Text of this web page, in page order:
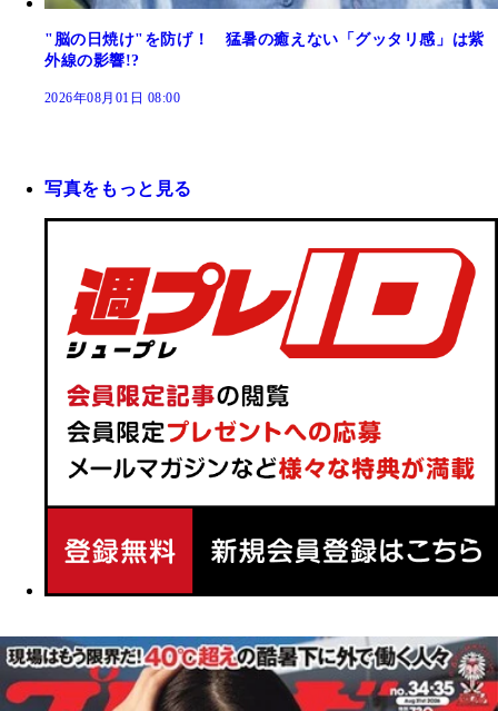
"脳の日焼け"を防げ！ 猛暑の癒えない「グッタリ感」は紫
外線の影響!?
2026年08月01日 08:00
写真をもっと見る